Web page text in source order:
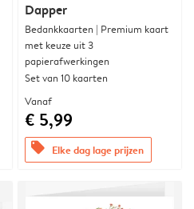
Dapper
Bedankkaarten | Premium kaart
met keuze uit 3
papierafwerkingen
Set van 10 kaarten
Vanaf
€ 5,99
offers Elke dag lage prijzen